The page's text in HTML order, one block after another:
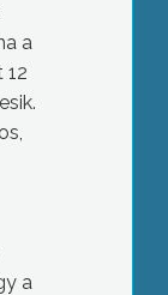
a
12
a